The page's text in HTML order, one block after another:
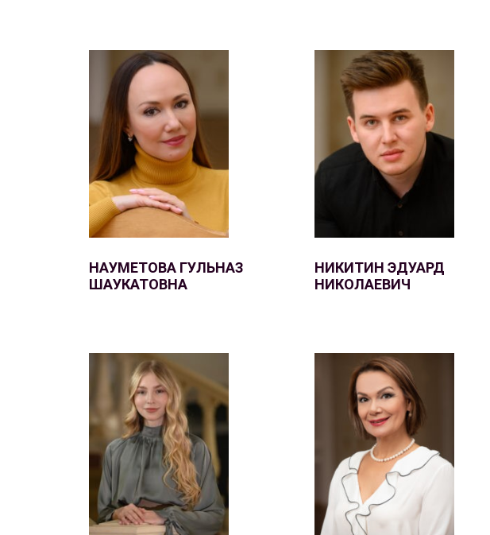
НАУМЕТОВА ГУЛЬНАЗ
ШАУКАТОВНА
НИКИТИН ЭДУАРД
НИКОЛАЕВИЧ